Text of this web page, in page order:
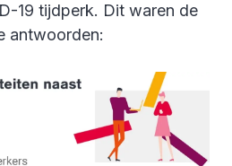
19 tijdperk. Dit waren de
antwoorden: